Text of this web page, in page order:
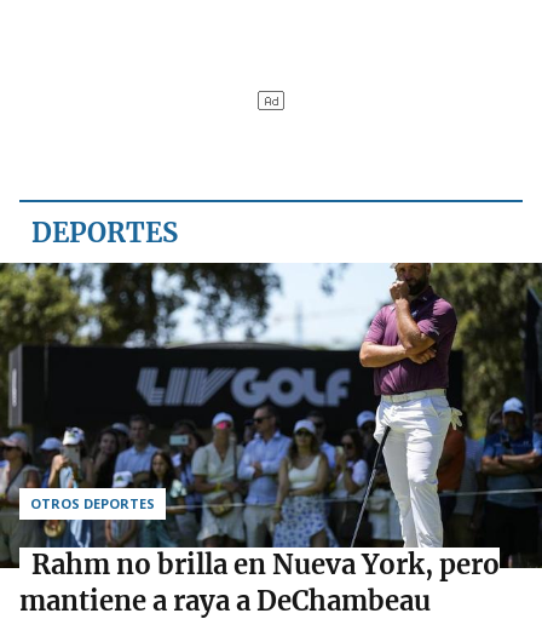
DEPORTES
OTROS DEPORTES
Rahm no brilla en Nueva York, pero
mantiene a raya a DeChambeau